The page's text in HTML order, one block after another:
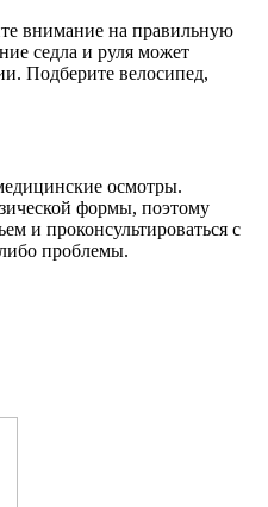
внимание на правильную
седла и руля может
Подберите велосипед,
осмотры.
формы, поэтому
и проконсультироваться с
проблемы.